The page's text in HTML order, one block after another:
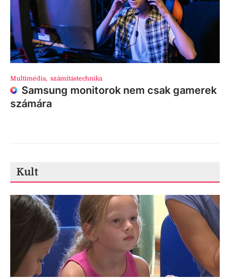
Multimédia, számítástechnika
Samsung monitorok nem csak gamerek
számára
Kult